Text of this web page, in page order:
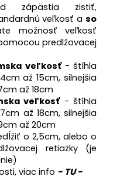
zápästia zistiť,
veľkosť a so
možnosť veľkosť
predlžovacej
veľkosť- štíhla
až 15cm, silnejšia
až 18cm
veľkosť- štíhla
až 18cm, silnejšia
až 20cm
o 2,5cm, alebo o
retiazky (je
viac info - TU -